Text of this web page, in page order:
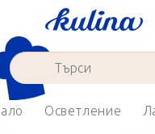
Преминаване
съдържанието
Осветление